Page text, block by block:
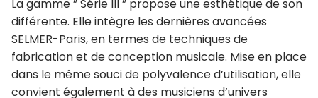
La gamme ” Série III ” propose une esthétique de son
différente. Elle intègre les dernières avancées
SELMER-Paris, en termes de techniques de
fabrication et de conception musicale. Mise en place
dans le même souci de polyvalence d’utilisation, elle
convient également à des musiciens d’univers